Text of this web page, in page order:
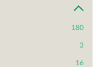
180
3
16